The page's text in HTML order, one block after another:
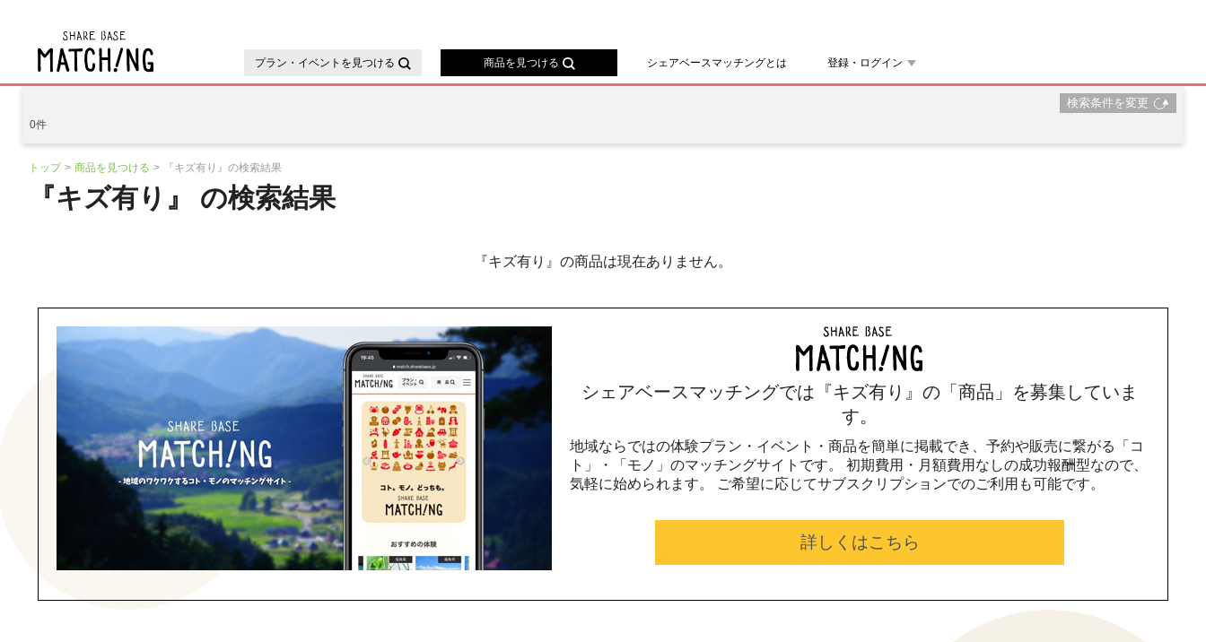
プラン・イベントを見つける 商品を見つける シェアベースマッチングとは 登録・ログイン
検索条件を変更
0件
トップ 商品を見つける 『キズ有り』の検索結果
『キズ有り』 の検索結果
『キズ有り』の商品は現在ありません。
シェアベースマッチングでは 『キズ有り』の「商品」を募集していま
す。
地域ならではの体験プラン・イベント・商品を簡単に掲載でき、予約や販売に繋がる「コ
ト」・「モノ」のマッチングサイトです。 初期費用・月額費用なしの成功報酬型なので、
気軽に始められます。 ご希望に応じてサブスクリプションでのご利用も可能です。
詳しくはこちら